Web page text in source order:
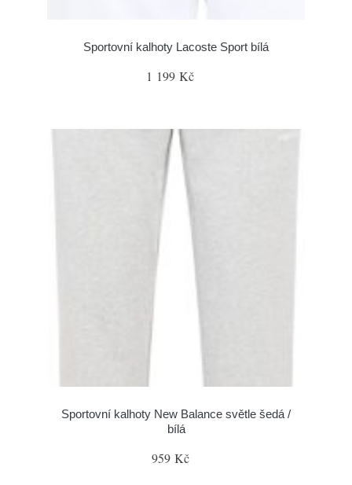
Sportovní kalhoty Lacoste Sport bílá
1 199 Kč
Sportovní kalhoty New Balance světle šedá /
bílá
959 Kč